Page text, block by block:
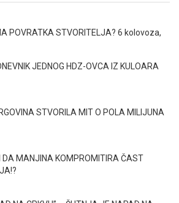
POVRATKA STVORITELJA? 6 kolovoza,
JEDNOG HDZ-OVCA IZ KULOARA
STVORILA MIT O POLA MILIJUNA
DA MANJINA KOMPROMITIRA ČAST